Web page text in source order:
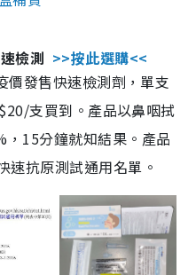
檢測 >>按此選購<<
價發售快速檢測劑，單支
支買到。產品以鼻咽拭
15分鐘就知結果。產品
速抗原測試通用名單。